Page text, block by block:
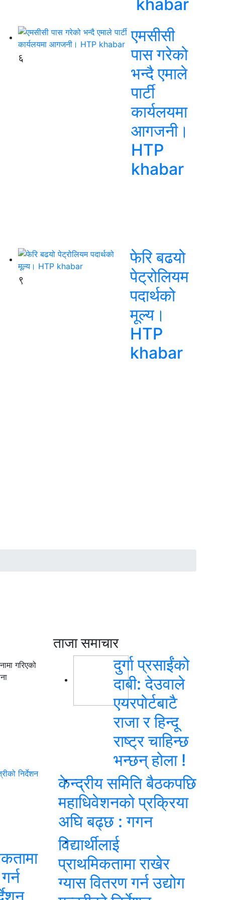
khabar
६
एमसीसी
पास गरेको
भन्दै एमाले
पार्टी
कार्यलयमा
आगजनी।
HTP
khabar
९
फेरि बढयो
पेट्रोलियम
पदार्थको
मूल्य।
HTP
khabar
गरिएको
निर्देशन
ताजा समाचार
दुर्गा प्रसाईंको
दाबी: देउवाले
एयरपोर्टबाटै
राजा र हिन्दू
राष्ट्र चाहिन्छ
भन्छन् होला !
केन्द्रीय समिति बैठकपछि
महाधिवेशनको प्रक्रिया
अघि बढ्छ : गगन
विद्यार्थीलाई
प्राथमिकतामा राखेर
ग्यास वितरण गर्न उद्योग